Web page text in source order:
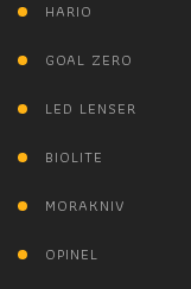
HARIO
GOAL ZERO
LED LENSER
BIOLITE
MORAKNIV
OPINEL